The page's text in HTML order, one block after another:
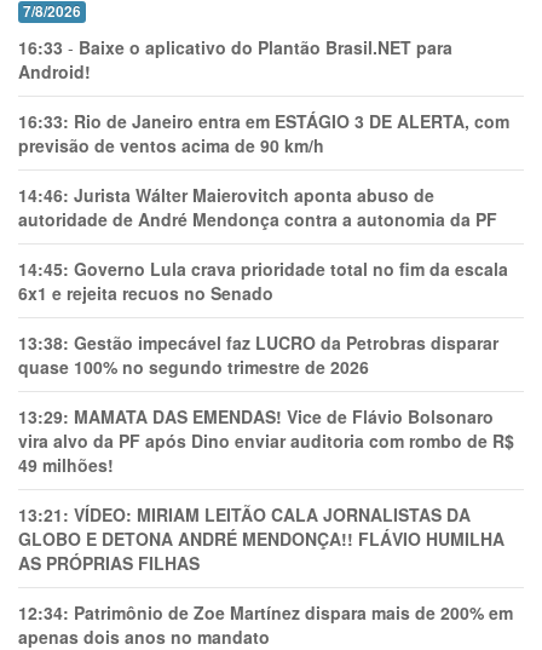
7/8/2026
16:33 - Baixe o aplicativo do Plantão Brasil.NET para
Android!
16:33: Rio de Janeiro entra em ESTÁGIO 3 DE ALERTA, com
previsão de ventos acima de 90 km/h
14:46: Jurista Wálter Maierovitch aponta abuso de
autoridade de André Mendonça contra a autonomia da PF
14:45: Governo Lula crava prioridade total no fim da escala
6x1 e rejeita recuos no Senado
13:38: Gestão impecável faz LUCRO da Petrobras disparar
quase 100% no segundo trimestre de 2026
13:29: MAMATA DAS EMENDAS! Vice de Flávio Bolsonaro
vira alvo da PF após Dino enviar auditoria com rombo de R$
49 milhões!
13:21: VÍDEO: MIRIAM LEITÃO CALA JORNALISTAS DA
GLOBO E DETONA ANDRÉ MENDONÇA!! FLÁVIO HUMILHA
AS PRÓPRIAS FILHAS
12:34: Patrimônio de Zoe Martínez dispara mais de 200% em
apenas dois anos no mandato